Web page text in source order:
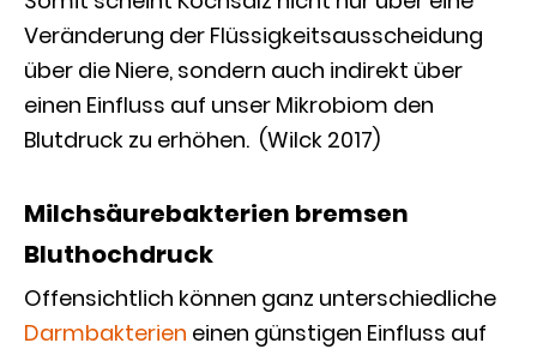
Veränderung der Flüssigkeitsausscheidung
über die Niere, sondern auch indirekt über
einen Einfluss auf unser Mikrobiom den
Blutdruck zu erhöhen. (Wilck 2017)
Milchsäurebakterien bremsen
Bluthochdruck
Offensichtlich können ganz unterschiedliche
Darmbakterien einen günstigen Einfluss auf